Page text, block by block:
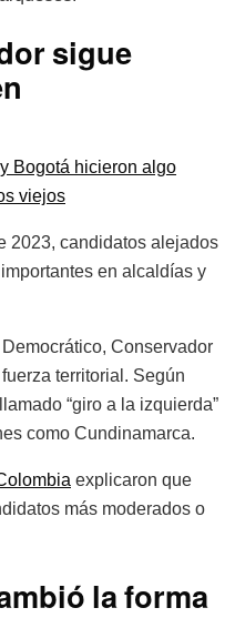
sigue
Bogotá hicieron algo
viejos
2023, candidatos alejados
en alcaldías y
Conservador
territorial. Según
“giro a la izquierda”
como Cundinamarca.
explicaron que
más moderados o
la forma